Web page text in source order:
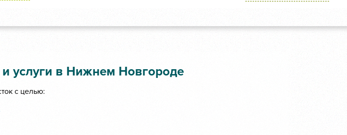
услуги в Нижнем Новгороде
с целью: